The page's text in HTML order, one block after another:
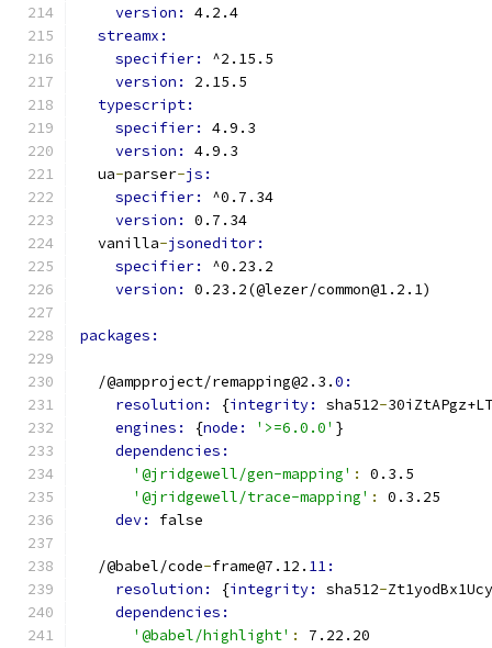
version: 4.2.4
streamx:
specifier: ^2.15.5
version: 2.15.5
typescript:
specifier: 4.9.3
version: 4.9.3
  ua
-parser-js:
specifier: ^0.7.34
version: 0.7.34
  vanilla
-jsoneditor:
specifier: ^0.23.2
version: 0.23.2(@lezer/common@1.2.1)
packages:
  /@ampproject/remapping@2.3.
0:
resolution:
{integrity: sha512-
engines:
{node: '>=6.0.0' }
dependencies:
'@jridgewell/gen-mapping' :
0.3.5
'@jridgewell/trace-mapping' :
0.3.25
dev: false
  /@babel/code
-frame@7.12. 11:
resolution:
{integrity: sha512-
dependencies:
'@babel/highlight' :
7.22.20